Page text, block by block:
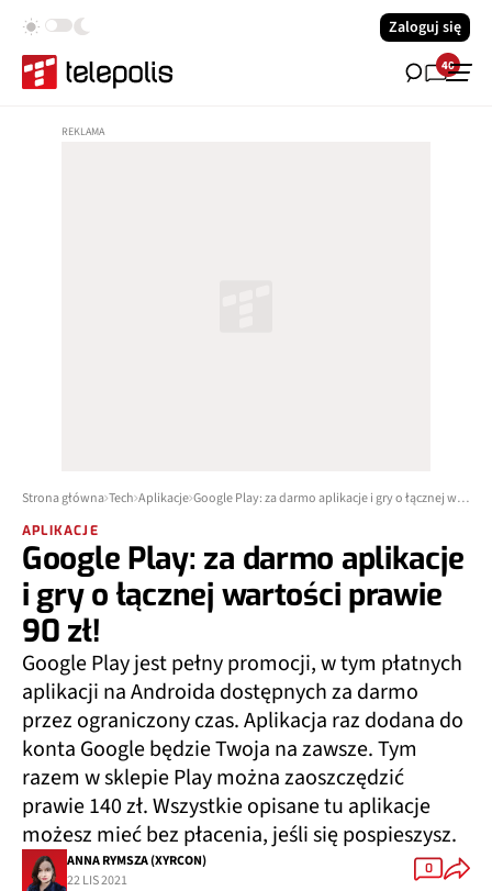
Zaloguj się
40
Strona główna Tech Aplikacje Google Play: za darmo aplikacje i gry o łącznej wartości prawie 90 zł!
APLIKACJE
Google Play: za darmo aplikacje
i gry o łącznej wartości prawie
90 zł!
Google Play jest pełny promocji, w tym płatnych
aplikacji na Androida dostępnych za darmo
przez ograniczony czas. Aplikacja raz dodana do
konta Google będzie Twoja na zawsze. Tym
razem w sklepie Play można zaoszczędzić
prawie 140 zł. Wszystkie opisane tu aplikacje
możesz mieć bez płacenia, jeśli się pospieszysz.
ANNA RYMSZA (XYRCON)
22 LIS 2021
0